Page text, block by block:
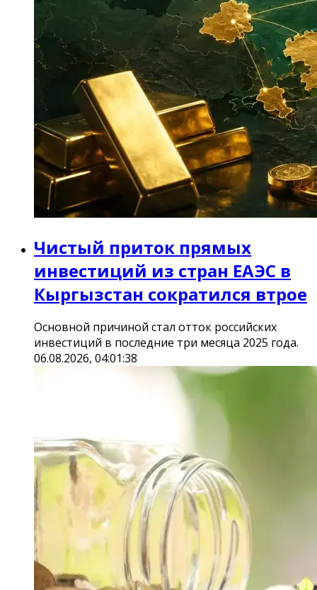
Чистый приток прямых
инвестиций из стран ЕАЭС в
Кыргызстан сократился втрое
Основной причиной стал отток российских
инвестиций в последние три месяца 2025 года.
06.08.2026, 04:01:38